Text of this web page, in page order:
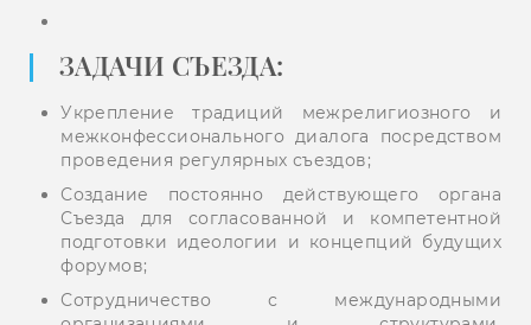
ЗАДАЧИ СЪЕЗДА:
Укрепление традиций межрелигиозного и
межконфессионального диалога посредством
проведения регулярных съездов;
Создание постоянно действующего органа
Съезда для согласованной и компетентной
подготовки идеологии и концепций будущих
форумов;
Сотрудничество с международными